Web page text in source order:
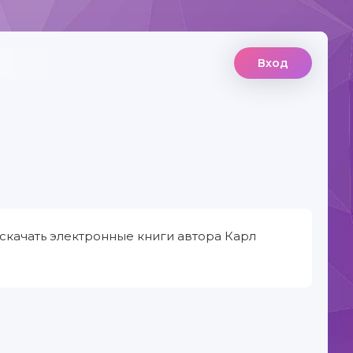
Вход
электронные книги автора Карл